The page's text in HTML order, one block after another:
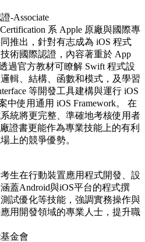
-Associate
系 Apple 原廠與國際專
推出，針對有志成為 iOS 程式
術國際認證，內容著重於 App
過官方教材可瞭解 Swift 程式設
輯、結構、函數和模式，及學習
等開發工具建構與運行 iOS
中使用通用 iOS Framework。 在
統將更完整、準確地考核使用者
證書更能作為專業技能上的有利
上的競爭優勢。
生在行動裝置應用程式開發、設
蓋Android與iOS平台的程式撰
試優化等技能，強調實務操作與
用開發領域的專業人士，提升職
金會